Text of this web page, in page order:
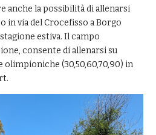
anche la possibilità di allenarsi
in via del Crocefisso a Borgo
estiva. Il campo
consente di allenarsi su
(30,50,60,70,90) in